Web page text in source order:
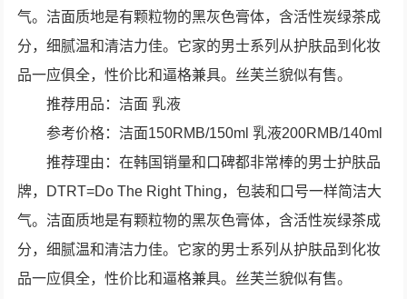
气。洁面质地是有颗粒物的黑灰色膏体，含活性炭绿茶成
分，细腻温和清洁力佳。它家的男士系列从护肤品到化妆
品一应俱全，性价比和逼格兼具。丝芙兰貌似有售。
推荐用品：洁面 乳液
参考价格：洁面150RMB/150ml 乳液200RMB/140ml
推荐理由：在韩国销量和口碑都非常棒的男士护肤品
牌，DTRT=Do The Right Thing，包装和口号一样简洁大
气。洁面质地是有颗粒物的黑灰色膏体，含活性炭绿茶成
分，细腻温和清洁力佳。它家的男士系列从护肤品到化妆
品一应俱全，性价比和逼格兼具。丝芙兰貌似有售。